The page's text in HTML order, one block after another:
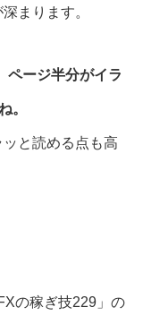
まります。
ページ半分がイラ
。
と読める点も高
の稼ぎ技229」の